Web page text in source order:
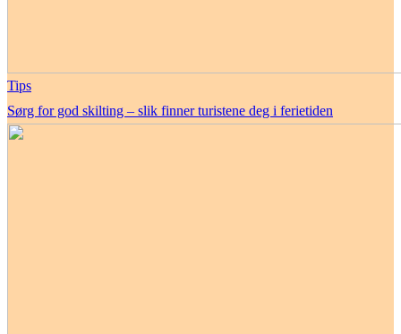
Tips
Sørg for god skilting – slik finner turistene deg i ferietiden